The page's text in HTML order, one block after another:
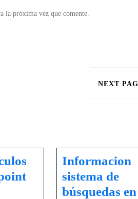
la próxima vez que comente.
NEXT
Informacion
sistema de
búsquedas en